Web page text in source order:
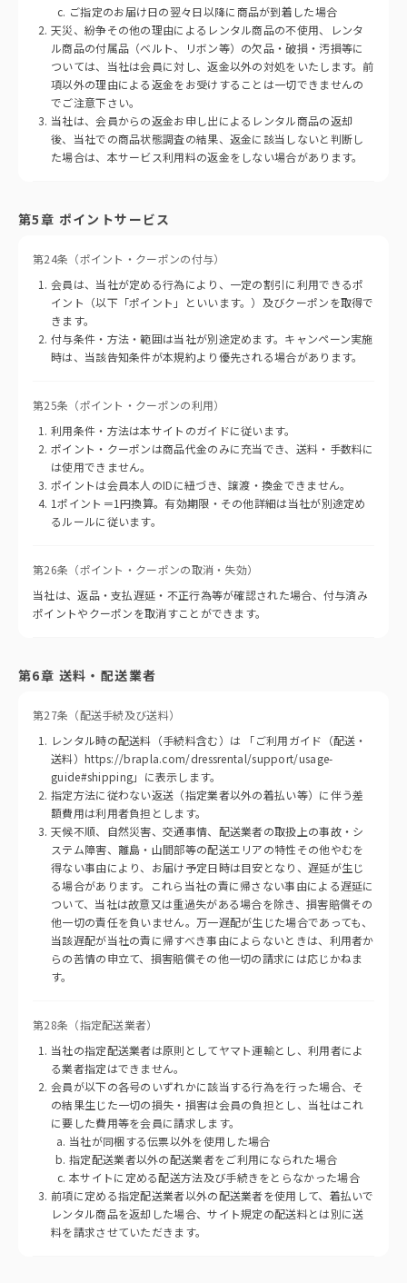
ご指定のお届け日の翌々日以降に商品が到着した場合
天災、紛争その他の理由によるレンタル商品の不使用、レンタ
ル商品の付属品（ベルト、リボン等）の欠品・破損・汚損等に
ついては、当社は会員に対し、返金以外の対処をいたします。前
項以外の理由による返金をお受けすることは一切できませんの
でご注意下さい。
当社は、会員からの返金お申し出によるレンタル商品の返却
後、当社での商品状態調査の結果、返金に該当しないと判断し
た場合は、本サービス利用料の返金をしない場合があります。
第5章 ポイントサービス
第24条（ポイント・クーポンの付与）
会員は、当社が定める行為により、一定の割引に利用できるポ
イント（以下「ポイント」といいます。）及びクーポンを取得で
きます。
付与条件・方法・範囲は当社が別途定めます。キャンペーン実施
時は、当該告知条件が本規約より優先される場合があります。
第25条（ポイント・クーポンの利用）
利用条件・方法は本サイトのガイドに従います。
ポイント・クーポンは商品代金のみに充当でき、送料・手数料に
は使用できません。
ポイントは会員本人のIDに紐づき、譲渡・換金できません。
1ポイント＝1円換算。有効期限・その他詳細は当社が別途定め
るルールに従います。
第26条（ポイント・クーポンの取消・失効）
当社は、返品・支払遅延・不正行為等が確認された場合、付与済み
ポイントやクーポンを取消すことができます。
第6章 送料・配送業者
第27条（配送手続及び送料）
レンタル時の配送料（手続料含む）は 「ご利用ガイド（配送・
送料）https://brapla.com/dressrental/support/usage-
guide#shipping」に表示します。
指定方法に従わない返送（指定業者以外の着払い等）に伴う差
額費用は利用者負担とします。
天候不順、自然災害、交通事情、配送業者の取扱上の事故・シ
ステム障害、離島・山間部等の配送エリアの特性その他やむを
得ない事由により、お届け予定日時は目安となり、遅延が生じ
る場合があります。これら当社の責に帰さない事由による遅延に
ついて、当社は故意又は重過失がある場合を除き、損害賠償その
他一切の責任を負いません。万一遅配が生じた場合であっても、
当該遅配が当社の責に帰すべき事由によらないときは、利用者か
らの苦情の申立て、損害賠償その他一切の請求には応じかねま
す。
第28条（指定配送業者）
当社の指定配送業者は原則としてヤマト運輸とし、利用者によ
る業者指定はできません。
会員が以下の各号のいずれかに該当する行為を行った場合、そ
の結果生じた一切の損失・損害は会員の負担とし、当社はこれ
に要した費用等を会員に請求します。
当社が同梱する伝票以外を使用した場合
指定配送業者以外の配送業者をご利用になられた場合
本サイトに定める配送方法及び手続きをとらなかった場合
前項に定める指定配送業者以外の配送業者を使用して、着払いで
レンタル商品を返却した場合、サイト規定の配送料とは別に送
料を請求させていただきます。